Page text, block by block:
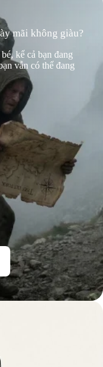
mãi không giàu?
kể cả bạn đang
vẫn có thể đang